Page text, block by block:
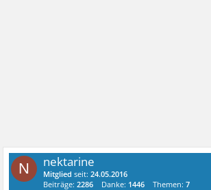
N nektarine
Mitglied seit:24.05.2016
Beiträge:2286 Danke: 1446 Themen:7